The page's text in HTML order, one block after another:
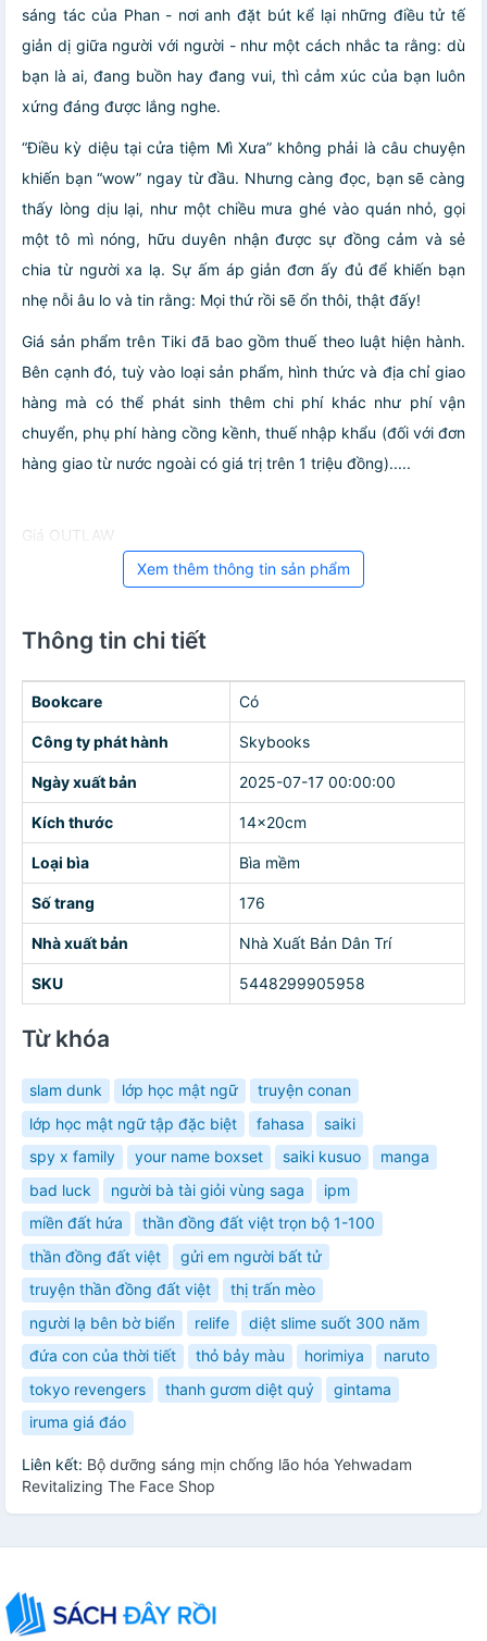
sáng tác của Phan - nơi anh đặt bút kể lại những điều tử tế
giản dị giữa người với người - như một cách nhắc ta rằng: dù
bạn là ai, đang buồn hay đang vui, thì cảm xúc của bạn luôn
xứng đáng được lắng nghe.
“Điều kỳ diệu tại cửa tiệm Mì Xưa” không phải là câu chuyện
khiến bạn “wow” ngay từ đầu. Nhưng càng đọc, bạn sẽ càng
thấy lòng dịu lại, như một chiều mưa ghé vào quán nhỏ, gọi
một tô mì nóng, hữu duyên nhận được sự đồng cảm và sẻ
chia từ người xa lạ. Sự ấm áp giản đơn ấy đủ để khiến bạn
nhẹ nỗi âu lo và tin rằng: Mọi thứ rồi sẽ ổn thôi, thật đấy!
Giá sản phẩm trên Tiki đã bao gồm thuế theo luật hiện hành.
Bên cạnh đó, tuỳ vào loại sản phẩm, hình thức và địa chỉ giao
hàng mà có thể phát sinh thêm chi phí khác như phí vận
chuyển, phụ phí hàng cồng kềnh, thuế nhập khẩu (đối với đơn
hàng giao từ nước ngoài có giá trị trên 1 triệu đồng).....
Giá OUTLAW
Xem thêm thông tin sản phẩm
Thông tin chi tiết
Bookcare Có
Công ty phát hành Skybooks
Ngày xuất bản 2025-07-17 00:00:00
Kích thước 14x20cm
Loại bìa Bìa mềm
Số trang 176
Nhà xuất bản Nhà Xuất Bản Dân Trí
SKU 5448299905958
Từ khóa
slam dunk lớp học mật ngữ
truyện conan
lớp học mật ngữ tập đặc biệt
fahasa
saiki
spy x family
your name boxset saiki kusuo
manga
bad luck
người bà tài giỏi vùng saga
ipm
miền đất hứa
thần đồng đất việt trọn bộ 1-100
thần đồng đất việt
gửi em người bất tử
truyện thần đồng đất việt
thị trấn mèo
người lạ bên bờ biển
relife
diệt slime suốt 300 năm
đứa con của thời tiết
thỏ bảy màu horimiya
naruto
tokyo revengers
thanh gươm diệt quỷ
gintama
iruma giá đáo
Liên kết: Bộ dưỡng sáng mịn chống lão hóa Yehwadam
Revitalizing The Face Shop